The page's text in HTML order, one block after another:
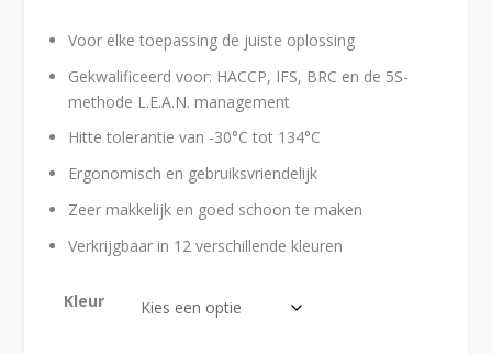
Voor elke toepassing de juiste oplossing
Gekwalificeerd voor: HACCP, IFS, BRC en de 5S-
methode L.E.A.N. management
Hitte tolerantie van -30°C tot 134°C
Ergonomisch en gebruiksvriendelijk
Zeer makkelijk en goed schoon te maken
Verkrijgbaar in 12 verschillende kleuren
Kleur